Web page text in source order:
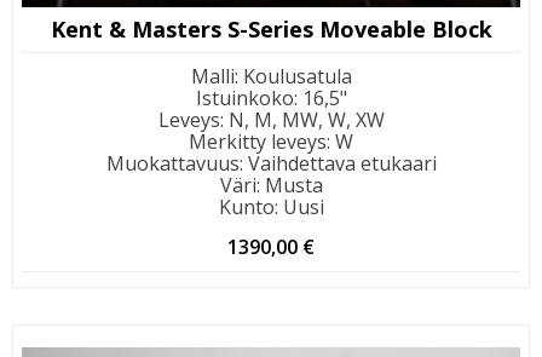
Kent & Masters S-Series Moveable Block
Malli: Koulusatula
Istuinkoko: 16,5"
Leveys: N, M, MW, W, XW
Merkitty leveys: W
Muokattavuus: Vaihdettava etukaari
Väri: Musta
Kunto: Uusi
1390,00 €